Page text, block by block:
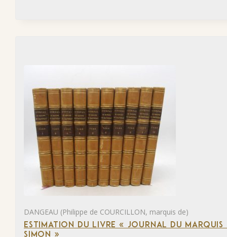
DANGEAU (Philippe de COURCILLON, marquis de)
ESTIMATION DU LIVRE « JOURNAL DU
SIMON »